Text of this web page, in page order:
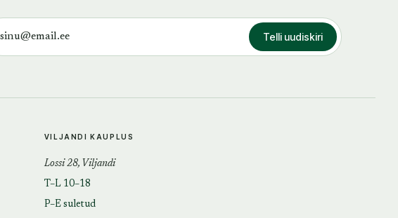
Telli uudiskiri
VILJANDI KAUPLUS
Lossi 28, Viljandi
T–L 10–18
P–E suletud